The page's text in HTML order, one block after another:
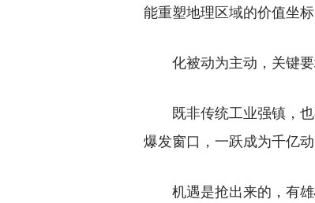
能重塑地理区域的价值坐
化被动为主动，关键要
既非传统工业强镇，也
爆发窗口，一跃成为千亿动
机遇是抢出来的，有雄